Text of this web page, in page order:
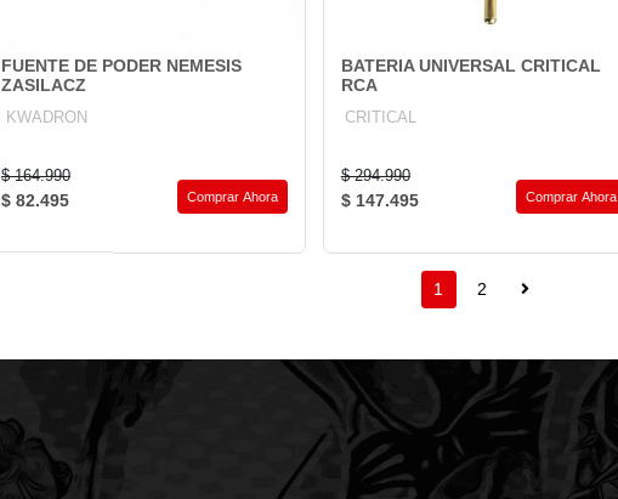
FUENTE DE PODER NEMESIS
ZASILACZ
KWADRON
$ 164.990
$ 82.495 Comprar Ahora
BATERIA UNIVERSAL CRITICAL
RCA
CRITICAL
$ 294.990
$ 147.495 Comprar Ahora
1 2